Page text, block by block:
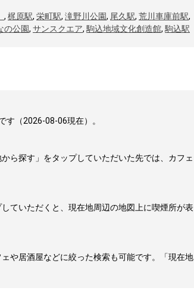
, 梶原駅, 栄町駅, 滝野川公園, 尾久駅, 荒川車庫前駅,
の公園, サンスクエア, 駒込地域文化創造館, 駒込駅
す（2026-08-06現在）。
ら探す」をタップしていただいた先では、カフェ
ていただくと、現在地周辺の地図上に喫煙所が表
や居酒屋などに絞った検索も可能です。「現在地